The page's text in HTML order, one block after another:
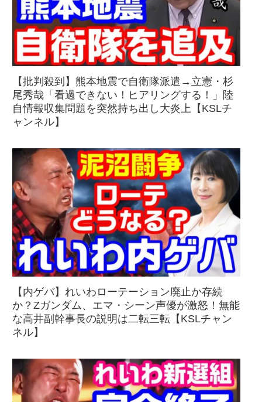
【批判殺到】熊本地震で自衛隊派遣→立憲・杉
尾秀哉「看過できない！ヒアリングする！」陸
自情報収集問題を突然持ち出し大炎上【KSLチ
ャンネル】
【内ゲバ】れいわローテーション廃止か存続
か？Zガンダム、エマ・シーン声優が激怒！無能
な高井副幹事長の説明は二転三転【KSLチャン
ネル】